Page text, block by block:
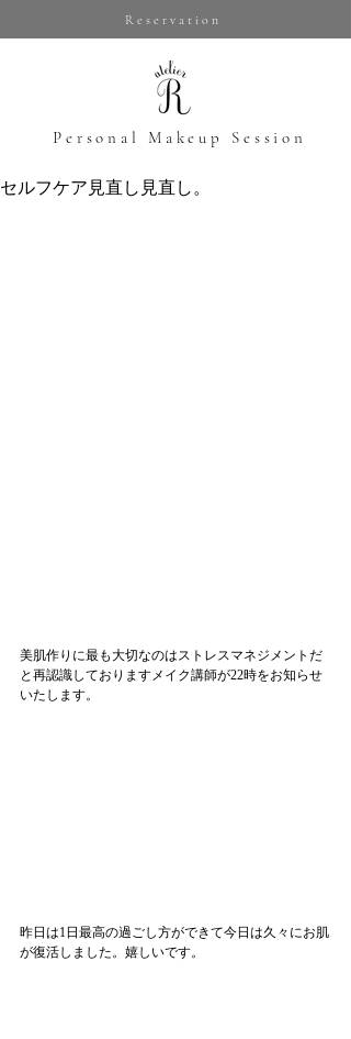
Reservation
​Personal Makeup Session
セルフケア見直し見直し。
美肌作りに最も大切なのはストレスマネジメントだ
と再認識しておりますメイク講師が22時をお知らせ
いたします。
昨日は1日最高の過ごし方ができて今日は久々にお肌
が復活しました。嬉しいです。